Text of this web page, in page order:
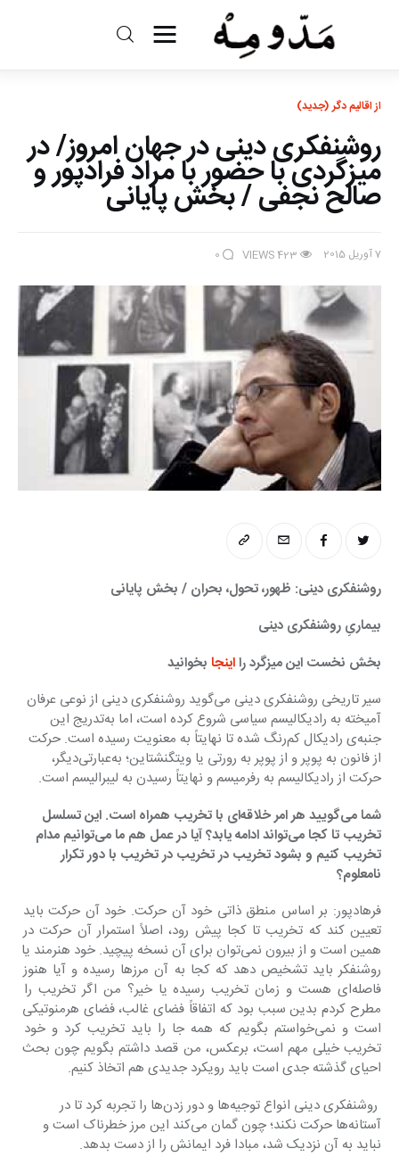
مد و مه
ادبیات
سینما
کتاب
از اقالیم دگر
درباره ما
از اقالیم دگر (جدید)
روشنفکری دینی در جهان امروز/ در
میزگردی با حضور با مراد فرادپور و
صالح نجفی / بخش پایانی
7 آوریل 2015 423
VIEWS
0
روشن‎فکری دینی: ظهور، تحول، بحران / بخش پایانی
بیماریِ روشنفکری دینی
بخش نخست این میزگرد را اینجا بخوانید
سیر تاریخی روشنفکری دینی می‌گوید روشنفکری دینی از نوعی عرفان
آمیخته به رادیکالیسم سیاسی شروع کرده است، اما به‌تدریج این
جنبه‌ی رادیکال کم‌رنگ شده تا نهایتاً به معنویت رسیده است. حرکت
از فانون به پوپر و از پوپر به رورتی یا ویتگنشتاین؛ به‌عبارتی‌دیگر،
حرکت از رادیکالیسم به رفرمیسم و نهایتاً رسیدن به لیبرالیسم است.
شما می‌گویید هر امر خلاقه‌ای با تخریب همراه است. این تسلسل
تخریب تا کجا می‌تواند ادامه یابد؟ آیا در عمل هم ما می‌توانیم مدام
تخریب کنیم و بشود تخریب در تخریب در تخریب با دور تکرار
نامعلوم؟
فرهادپور: بر اساس منطق ذاتی خود آن حرکت. خود آن حرکت باید
تعیین کند که تخریب تا کجا پیش رود، اصلاً استمرار آن حرکت در
همین است و از بیرون نمی‌توان برای آن نسخه پیچید. خود هنرمند یا
روشن‎فکر باید تشخیص دهد که کجا به آن مرزها رسیده و آیا هنوز
فاصله‌ای هست و زمان تخریب رسیده یا خیر؟ من اگر تخریب را
مطرح کردم بدین سبب بود که اتفاقاً فضای غالب، فضای هرمنوتیکی
است و نمی‌خواستم بگویم که همه جا را باید تخریب کرد و خود
تخریب خیلی مهم است، برعکس، من قصد داشتم بگویم چون بحث
احیای گذشته جدی است باید رویکرد جدیدی هم اتخاذ کنیم.
روشن‎فکری دینی انواع توجیه‌ها و دور زدن‌ها را تجربه کرد تا در
آستانه‌ها حرکت نکند؛ چون گمان می‌کند این مرز خطرناک است و
نباید به آن نزدیک شد، مبادا فرد ایمانش را از دست بدهد.